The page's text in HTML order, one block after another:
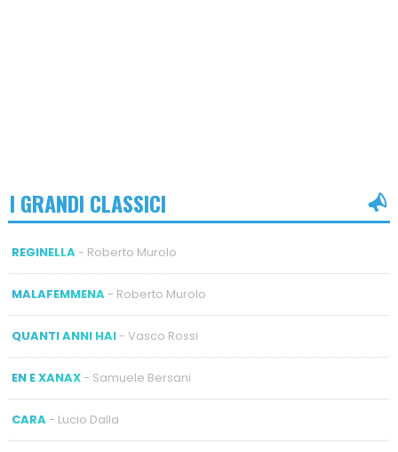
I GRANDI CLASSICI
REGINELLA- Roberto Murolo
MALAFEMMENA- Roberto Murolo
QUANTI ANNI HAI- Vasco Rossi
EN E XANAX- Samuele Bersani
CARA- Lucio Dalla